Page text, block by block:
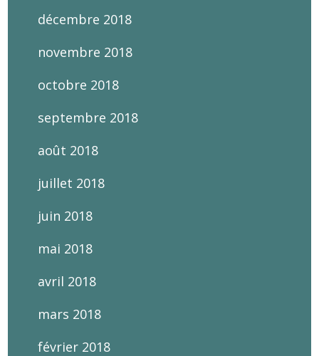
décembre 2018
novembre 2018
octobre 2018
septembre 2018
août 2018
juillet 2018
juin 2018
mai 2018
avril 2018
mars 2018
février 2018